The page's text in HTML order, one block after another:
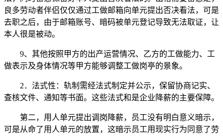
良多劳动者伴侣仅仅通过工做邮箱向单元提出否决看法，可是
去职之后，由于邮箱账号、暗码被单元登记导致无法取证，让
本人很是被动。
9、其他按照甲方的出产运营情况、乙方的工做能力、工
做表示及身体情况等甲方能够调整工做岗亭的景象。
2．法式性：轨制需经法式制定并公示，保留协商记实、
查核文件、通知等书面。这些法式和是企业降薪的主要保障。
第二，用人单元提出调岗降薪，员工没有明白意义暗示，
可是从命了用人单元的放置，这暗示员工用现实行为同意了劳